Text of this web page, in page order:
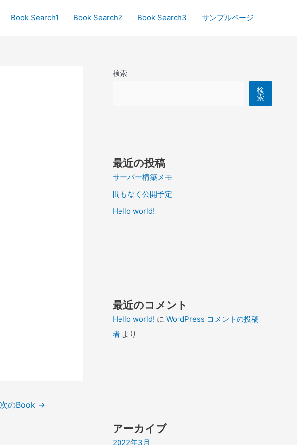
Book Search1 Book Search2 Book Search3 サンプルページ
次のBook →
検索
検
索
最近の投稿
サーバー構築メモ
間もなく公開予定
Hello world!
最近のコメント
Hello world! に WordPress コメントの投稿
者 より
アーカイブ
2022年3月